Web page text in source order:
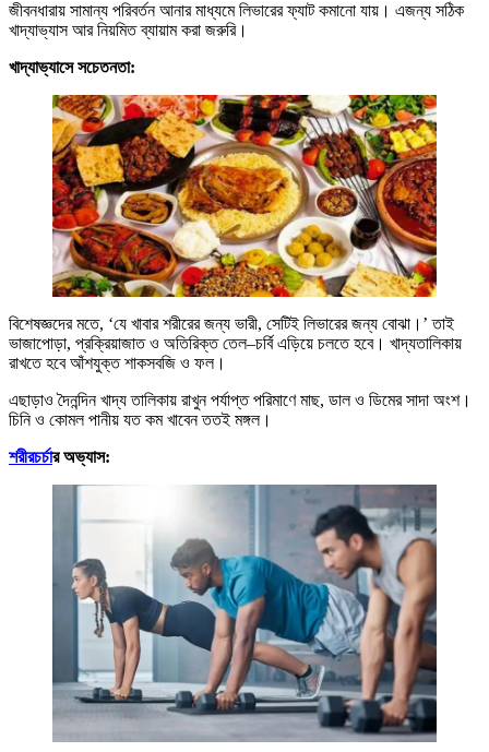
জীবনধারায় সামান্য পরিবর্তন আনার মাধ্যমে লিভারের ফ্যাট কমানো যায়। এজন্য সঠিক
খাদ্যাভ্যাস আর নিয়মিত ব্যায়াম করা জরুরি।
খাদ্যাভ্যাসে সচেতনতা:
বিশেষজ্ঞদের মতে, ‘যে খাবার শরীরের জন্য ভারী, সেটিই লিভারের জন্য বোঝা।’ তাই
ভাজাপোড়া, প্রক্রিয়াজাত ও অতিরিক্ত তেল–চর্বি এড়িয়ে চলতে হবে। খাদ্যতালিকায়
রাখতে হবে আঁশযুক্ত শাকসবজি ও ফল।
এছাড়াও দৈনন্দিন খাদ্য তালিকায় রাখুন পর্যাপ্ত পরিমাণে মাছ, ডাল ও ডিমের সাদা অংশ।
চিনি ও কোমল পানীয় যত কম খাবেন ততই মঙ্গল।
শরীরচর্চার অভ্যাস: